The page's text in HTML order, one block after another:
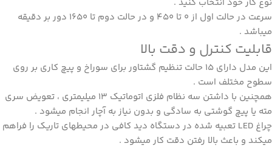
نوع کار خود انتخاب کنید .
سرعت در حالت اول از 0 تا 450 و در حالت دوم تا 1650 دور بر دقیقه
میباشد .
قابلیت کنترل و دقت بالا
این مدل دارای 15 حالت تنظیم گشتاور برای سوراخ و پیچ کاری بر روی
سطوح مختلف است .
همچنین با داشتن سه نظام فلزی اتوماتیک 13 میلیمتری ، تعویض سری
مته یا پیچ گوشتی به سادگی و بدون نیاز به آچار انجام میشود .
چراغ LED تعبیه شده در دستگاه دید کافی در محیطهای تاریک را فراهم
میکند و باعث بالا رفتن دقت کار میشود .